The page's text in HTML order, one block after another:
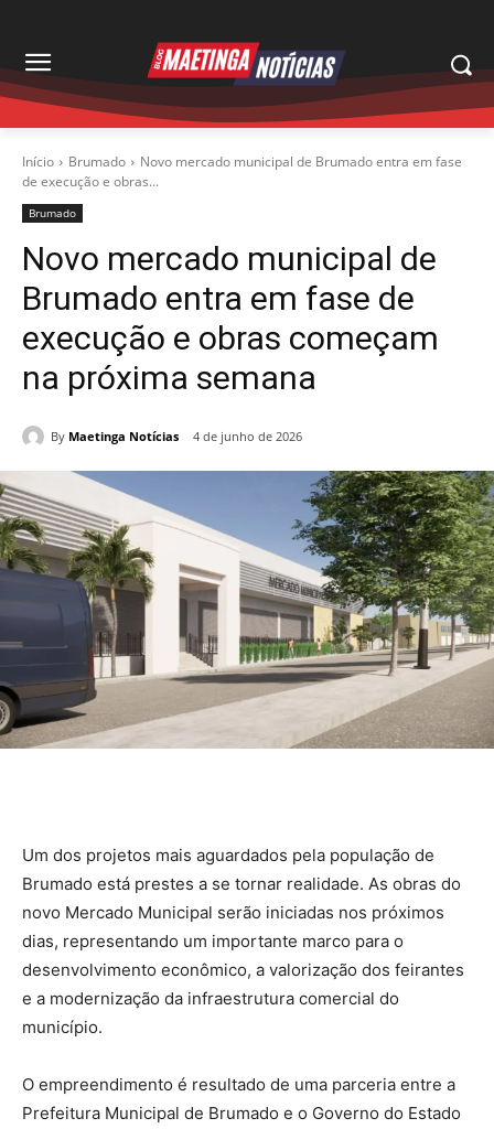
Início Brumado
Novo mercado municipal de Brumado entra em fase
de execução e obras...
Brumado
Novo mercado municipal de
Brumado entra em fase de
execução e obras começam
na próxima semana
By Maetinga Notícias 4 de junho de 2026
Um dos projetos mais aguardados pela população de
Brumado está prestes a se tornar realidade. As obras do
novo Mercado Municipal serão iniciadas nos próximos
dias, representando um importante marco para o
desenvolvimento econômico, a valorização dos feirantes
e a modernização da infraestrutura comercial do
município.
O empreendimento é resultado de uma parceria entre a
Prefeitura Municipal de Brumado e o Governo do Estado